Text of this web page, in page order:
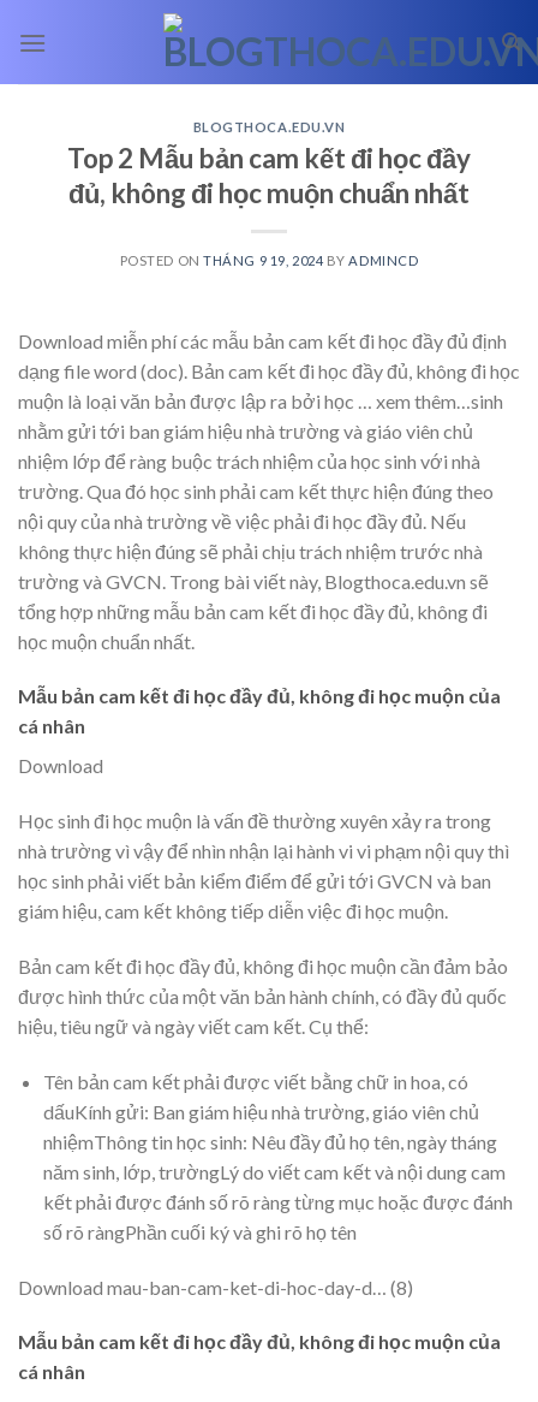
BLOGTHOCA.EDU.VN
Top 2 Mẫu bản cam kết đi học đầy
đủ, không đi học muộn chuẩn nhất
POSTED ONTHÁNG 9 19, 2024 BY ADMINCD
Download miễn phí các mẫu bản cam kết đi học đầy đủ định
dạng file word (doc). Bản cam kết đi học đầy đủ, không đi học
muộn là loại văn bản được lập ra bởi học
… xem thêm… sinh
nhằm gửi tới ban giám hiệu nhà trường và giáo viên chủ
nhiệm lớp để ràng buộc trách nhiệm của học sinh với nhà
trường. Qua đó học sinh phải cam kết thực hiện đúng theo
nội quy của nhà trường về việc phải đi học đầy đủ. Nếu
không thực hiện đúng sẽ phải chịu trách nhiệm trước nhà
trường và GVCN. Trong bài viết này, Blogthoca.edu.vn sẽ
tổng hợp những mẫu bản cam kết đi học đầy đủ, không đi
học muộn chuẩn nhất.
Mẫu bản cam kết đi học đầy đủ, không đi học muộn của
cá nhân
Download
Học sinh đi học muộn là vấn đề thường xuyên xảy ra trong
nhà trường vì vậy để nhìn nhận lại hành vi vi phạm nội quy thì
học sinh phải viết bản kiểm điểm để gửi tới GVCN và ban
giám hiệu, cam kết không tiếp diễn việc đi học muộn.
Bản cam kết đi học đầy đủ, không đi học muộn cần đảm bảo
được hình thức của một văn bản hành chính, có đầy đủ quốc
hiệu, tiêu ngữ và ngày viết cam kết. Cụ thể:
Tên bản cam kết phải được viết bằng chữ in hoa, có
dấuKính gửi: Ban giám hiệu nhà trường, giáo viên chủ
nhiệmThông tin học sinh: Nêu đầy đủ họ tên, ngày tháng
năm sinh, lớp, trườngLý do viết cam kết và nội dung cam
kết phải được đánh số rõ ràng từng mục hoặc được đánh
số rõ ràngPhần cuối ký và ghi rõ họ tên
Download mau-ban-cam-ket-di-hoc-day-d… (8)
Mẫu bản cam kết đi học đầy đủ, không đi học muộn của
cá nhân